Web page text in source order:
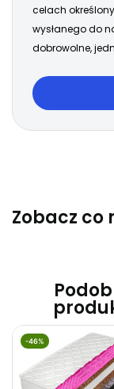
celach
wysłanego do
dobrowolne,
Zobacz co
-46%